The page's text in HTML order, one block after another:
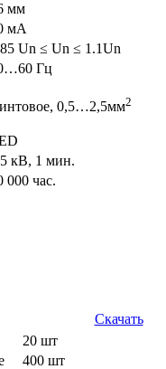
мм
мА
Un ≤ Un ≤ 1.1Un
Гц
0,5…2,5мм2
кВ, 1 мин.
000 час.
Скачать
20 шт
400 шт